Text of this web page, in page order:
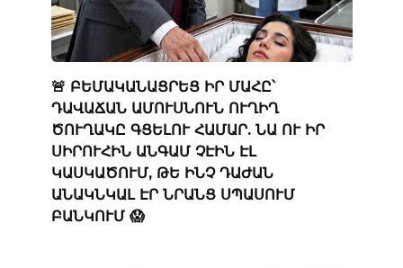
🚨 ԲԵՄԱԿԱՆԱՑՐԵՑ ԻՐ ՄԱՀԸ՝
ԴԱՎԱՃԱՆ ԱՄՈՒՍՆՈՒՆ ՈՒՂԻՂ
ԾՈՒՂԱԿԸ ԳՑԵԼՈՒ ՀԱՄԱՐ. ՆԱ ՈՒ ԻՐ
ՍԻՐՈՒՀԻՆ ԱՆԳԱՄ ՉԷԻՆ ԷԼ
ԿԱՍԿԱԾՈՒՄ, ԹԵ ԻՆՉ ԴԱԺԱՆ
ԱՆԱԿՆԿԱԼ ԷՐ ՆՐԱՆՑ ՍՊԱՍՈՒՄ
ԲԱՆԿՈՒՄ 😱